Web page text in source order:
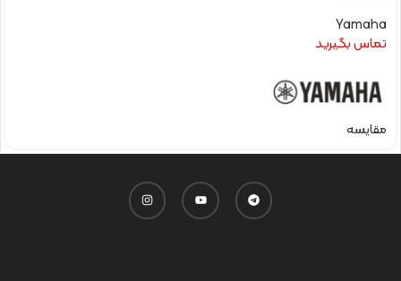
Yamaha
تماس بگیرید
مقایسه